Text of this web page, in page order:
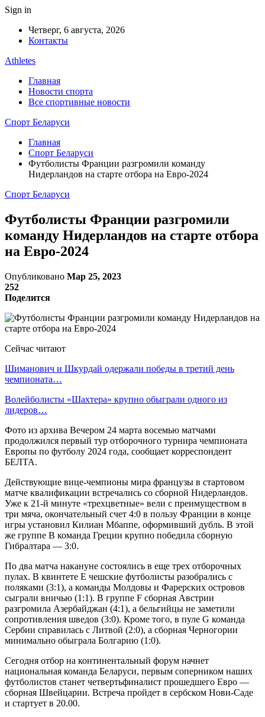
Sign in
Четверг, 6 августа, 2026
Контакты
Athletes
Главная
Новости спорта
Все спортивные новости
Спорт Беларуси
Главная
Спорт Беларуси
Футболисты Франции разгромили команду
Нидерландов на старте отбора на Евро-2024
Спорт Беларуси
Футболисты Франции разгромили
команду Нидерландов на старте отбора
на Евро-2024
Опубликовано Мар 25, 2023
252
Поделится
Сейчас читают
Шиманович и Шкурдай одержали победы в третий день
чемпионата…
Волейболисты «Шахтера» крупно обыграли одного из
лидеров…
Фото из архива Вечером 24 марта восемью матчами
продолжился первый тур отборочного турнира чемпионата
Европы по футболу 2024 года, сообщает корреспондент
БЕЛТА.
Действующие вице-чемпионы мира французы в стартовом
матче квалификации встречались со сборной Нидерландов.
Уже к 21-й минуте «трехцветные» вели с преимуществом в
три мяча, окончательный счет 4:0 в пользу Франции в конце
игры установил Килиан Мбаппе, оформивший дубль. В этой
же группе В команда Греции крупно победила сборную
Гибралтара — 3:0.
По два матча накануне состоялись в еще трех отборочных
пулах. В квинтете Е чешские футболисты разобрались с
поляками (3:1), а команды Молдовы и Фарерских островов
сыграли вничью (1:1). В группе F сборная Австрии
разгромила Азербайджан (4:1), а бельгийцы не заметили
сопротивления шведов (3:0). Кроме того, в пуле G команда
Сербии справилась с Литвой (2:0), а сборная Черногории
минимально обыграла Болгарию (1:0).
Сегодня отбор на континентальный форум начнет
национальная команда Беларуси, первым соперником наших
футболистов станет четвертьфиналист прошедшего Евро —
сборная Швейцарии. Встреча пройдет в сербском Нови-Саде
и стартует в 20.00.